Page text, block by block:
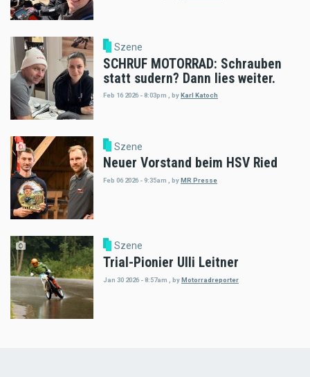
Szene
SCHRUF MOTORRAD: Schrauben
statt sudern? Dann lies weiter.
Feb 16 2026 - 8:03pm byKarl Katoch
Szene
Neuer Vorstand beim HSV Ried
Feb 06 2026 - 9:35am byMR Presse
Szene
Trial-Pionier Ulli Leitner
Jan 30 2026 - 8:57am byMotorradreporter